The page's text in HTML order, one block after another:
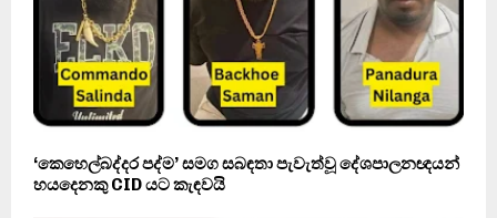
‘කෙහෙල්බද්දර පද්ම’ සමග සබඳතා පැවැත්වූ දේශපාලනඥයන්
හයදෙනකු CID යට කැඳවයි